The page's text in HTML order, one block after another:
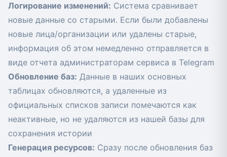
Логирование изменений: Система сравнивает
новые данные со старыми. Если были добавлены
новые лица/организации или удалены старые,
информация об этом немедленно отправляется в
виде отчета администраторам сервиса в Telegram
Обновление баз: Данные в наших основных
таблицах обновляются, а удаленные из
официальных списков записи помечаются как
неактивные, но не удаляются из нашей базы для
сохранения истории
Генерация ресурсов: Сразу после обновления баз